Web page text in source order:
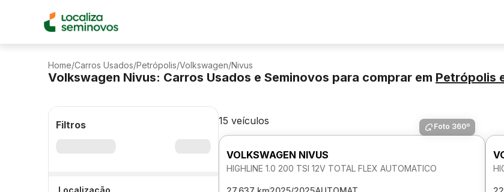
Home/Carros Usados/Petrópolis/Volkswagen/Nivus
Volkswagen Nivus: Carros Usados e Seminovos para comprar em Petrópolis
Filtros
Localização
15 veículos Foto 360º
VOLKSWAGEN NIVUS
HIGHLINE 1.0 200 TSI 12V TOTAL FLEX AUTOMATICO